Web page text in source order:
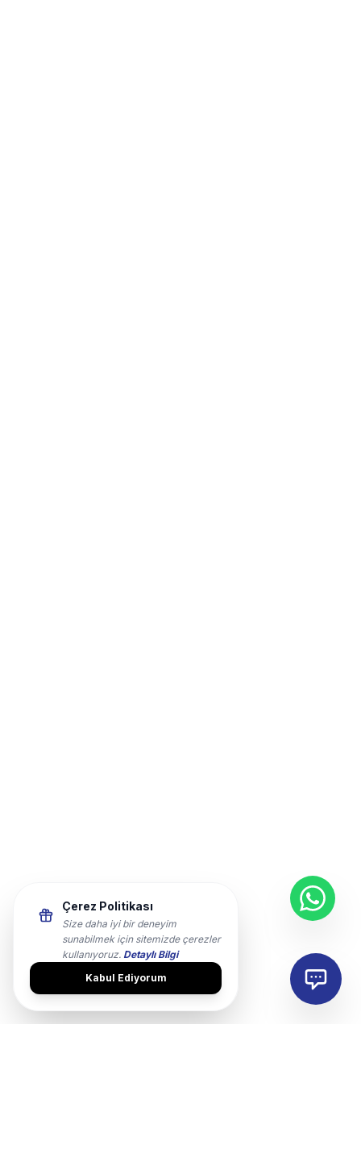
Çerez Politikası
Size daha iyi bir deneyim
sunabilmek için sitemizde çerezler
kullanıyoruz. Detaylı Bilgi
Kabul Ediyorum